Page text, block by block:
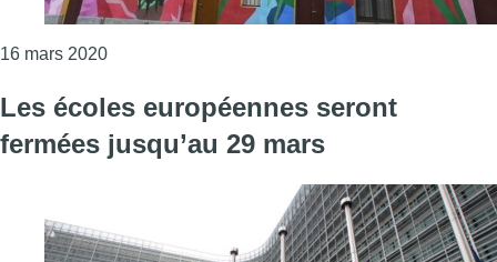
16 mars 2020Consulter l'article "Confinement : un appel à
Les écoles européennes seront
fermées jusqu’au 29 mars